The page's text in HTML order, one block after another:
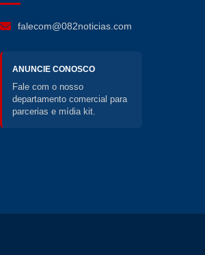
falecom@082noticias.com
ANUNCIE CONOSCO
Fale com o nosso
departamento comercial para
parcerias e mídia kit.